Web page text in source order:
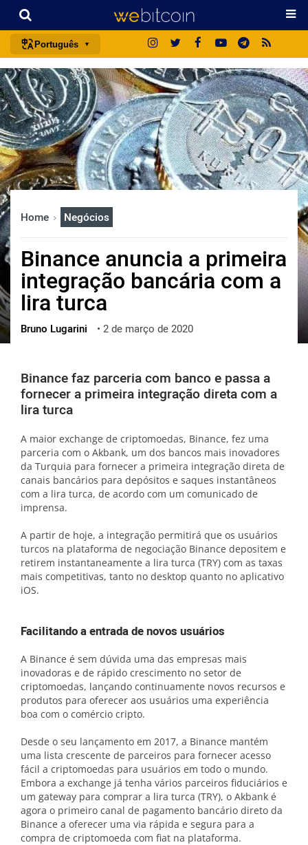
Português
português (BR)
english
español
français
italiano
deutsch
中文
한국어
العربية
ไทย
ქართული
vietnamese
Home Negócios
Binance anuncia a primeira
integração bancária com a
lira turca
Bruno Lugarini • 2 de março de 2020
Binance faz parceria com banco e passa a
fornecer a primeira integração direta com a
lira turca
A maior exchange de criptomoedas, Binance, fez uma
parceria com o Akbank, um dos bancos mais inovadores
da Turquia para fornecer a primeira integração direta de
canais bancários para depósitos e saques instantâneos
com a lira turca, de acordo com um comunicado de
imprensa.
A partir de hoje, a integração permitirá que os usuários
turcos na plataforma de negociação Binance depositem e
retirem instantaneamente a lira turca (TRY) com as taxas
mais competitivas, tanto no desktop quanto no aplicativo
iOS.
Facilitando a entrada de novos usuários
A Binance é sem dúvida uma das empresas mais
inovadoras e de rápido crescimento no setor de
criptomoedas, lançando continuamente novos recursos e
produtos para oferecer aos usuários uma experiência
boa com o comércio cripto.
Desde o seu lançamento em 2017, a Binance mantém
uma lista crescente de parceiros para fornecer acesso
fácil a criptomoedas para usuários em todo o mundo.
Embora a exchange já tenha vários parceiros fiduciários e
um gateway para comprar a lira turca (TRY), o Akbank é
agora o primeiro canal de pagamento bancário direto da
Binance a oferecer uma via rápida e segura para a
compra de criptomoeda com fiat na plataforma.